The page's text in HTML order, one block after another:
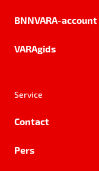
BNNVARA-account
VARAgids
Service
Contact
Pers